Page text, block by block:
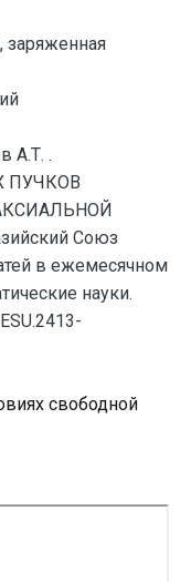
заряженная
А.Т. .
ПУЧКОВ
Союз
в ежемесячном
науки.
свободной